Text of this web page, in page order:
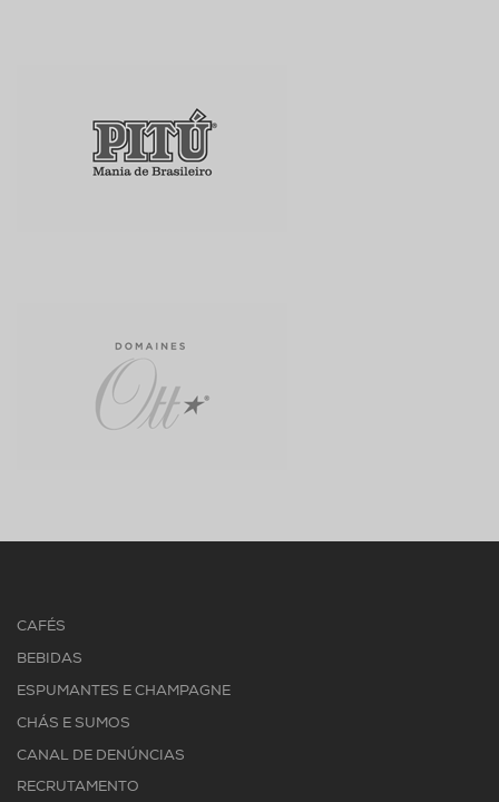
CAFÉS
BEBIDAS
ESPUMANTES E CHAMPAGNE
CHÁS E SUMOS
CANAL DE DENÚNCIAS
RECRUTAMENTO